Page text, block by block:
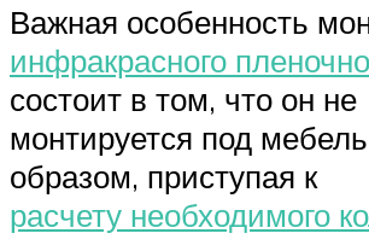
Важная особенность
инфракрасного
состоит в том, что он не
монтируется под
образом, приступая к
расчету необходимого